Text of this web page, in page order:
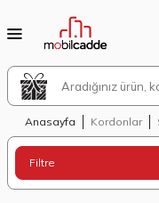
Anasayfa Kordonlar
Filtre